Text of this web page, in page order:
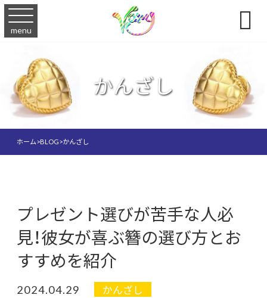
menu 
かんざし
ホーム>BLOG>かんざし
プレゼント選びが苦手な人必
見！彼女が喜ぶ簪の選び方とお
すすめを紹介
2024.04.29 かんざし